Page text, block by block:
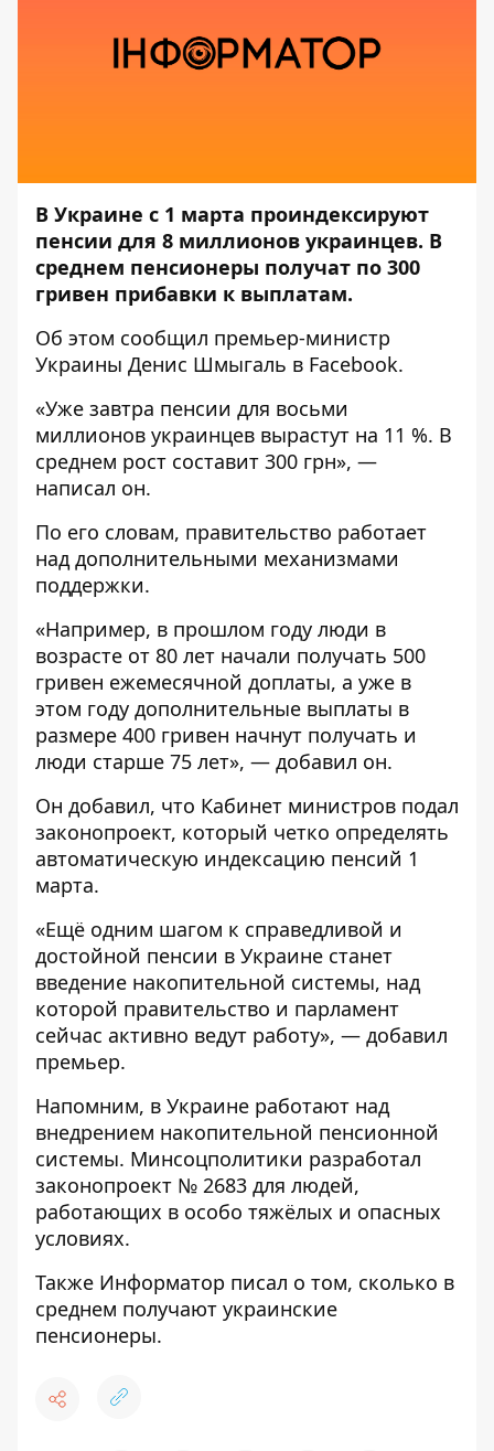
В Украине с 1 марта проиндексируют
пенсии для 8 миллионов украинцев. В
среднем пенсионеры получат по 300
гривен прибавки к выплатам.
Об этом сообщил премьер-министр
Украины Денис Шмыгаль в Facebook.
«Уже завтра пенсии для восьми
миллионов украинцев вырастут на 11 %. В
среднем рост составит 300 грн», —
написал он.
По его словам, правительство работает
над дополнительными механизмами
поддержки.
«Например, в прошлом году люди в
возрасте от 80 лет начали получать 500
гривен ежемесячной доплаты, а уже в
этом году дополнительные выплаты в
размере 400 гривен начнут получать и
люди старше 75 лет», — добавил он.
Он добавил, что Кабинет министров подал
законопроект, который четко определять
автоматическую индексацию пенсий 1
марта.
«Ещё одним шагом к справедливой и
достойной пенсии в Украине станет
введение накопительной системы, над
которой правительство и парламент
сейчас активно ведут работу», — добавил
премьер.
Напомним, в Украине работают над
внедрением накопительной пенсионной
системы. Минсоцполитики разработал
законопроект № 2683 для людей,
работающих в особо тяжёлых и опасных
условиях.
Также Информатор писал о том, сколько в
среднем получают украинские
пенсионеры.